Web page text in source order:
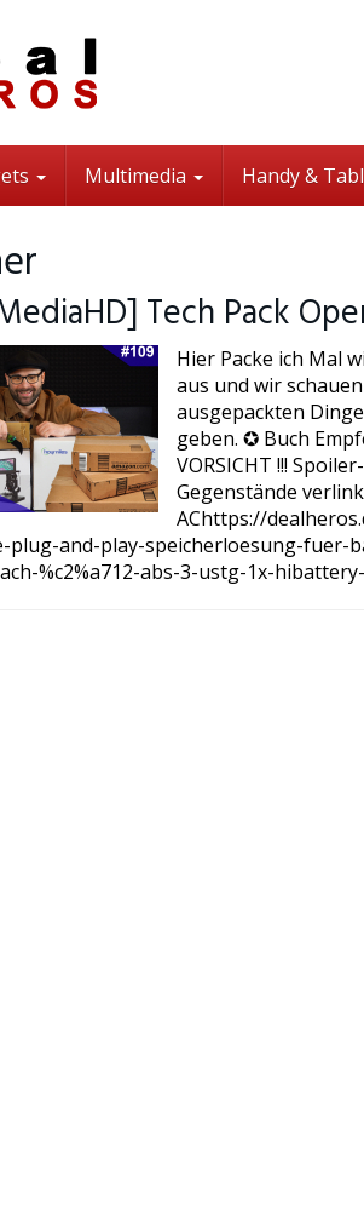
Multimedia Handy &
Tech Pack
Hier Packe ich Mal
aus und wir
ausgepackten
geben. ✪ Buch
VORSICHT !!!
Gegenstände
AChttps://
plug-and-play-speicherloesung-
%c2%a712-abs-3-ustg-1x-